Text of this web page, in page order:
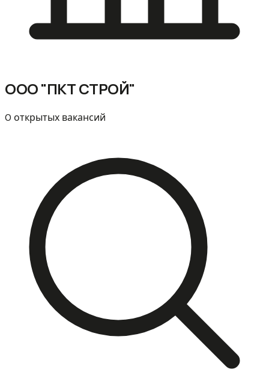
ООО "ПКТ СТРОЙ"
0 открытых вакансий